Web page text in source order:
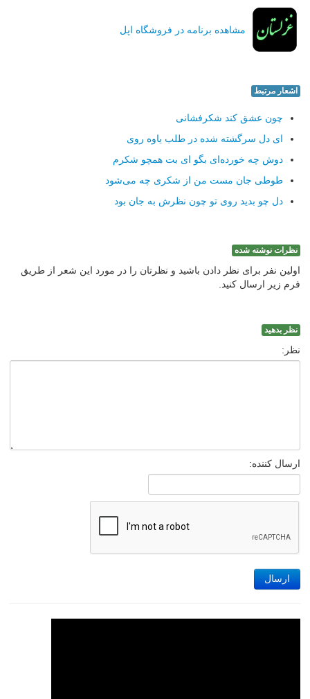
مشاهده برنامه در فروشگاه اپل
اشعار مرتبط
چون عشق كند شكرفشانی
ای دل سرگشته شده در طلب یاوه روی
دوش چه خورده‌ای بگو ای بت همچو شكرم
طوطی جان مست من از شكری چه می‌شود
دل چو بدید روی تو چون نظرش به جان بود
نظرات نوشته شده
اولین نفر برای نظر دادن باشید و نظرتان را در مورد این شعر از طریق
فرم زیر ارسال کنید.
نظر بدهید
نظر:
ارسال کننده:
ارسال